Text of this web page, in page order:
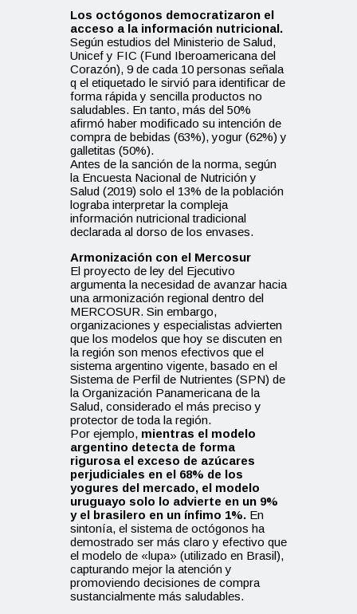
Los octógonos democratizaron el
acceso a la información nutricional.
Según estudios del Ministerio de Salud,
Unicef y FIC (Fund Iberoamericana del
Corazón), 9 de cada 10 personas señala
q el etiquetado le sirvió para identificar de
forma rápida y sencilla productos no
saludables. En tanto, más del 50%
afirmó haber modificado su intención de
compra de bebidas (63%), yogur (62%) y
galletitas (50%).
Antes de la sanción de la norma, según
la Encuesta Nacional de Nutrición y
Salud (2019) solo el 13% de la población
lograba interpretar la compleja
información nutricional tradicional
declarada al dorso de los envases.
Armonización con el Mercosur
El proyecto de ley del Ejecutivo
argumenta la necesidad de avanzar hacia
una armonización regional dentro del
MERCOSUR. Sin embargo,
organizaciones y especialistas advierten
que los modelos que hoy se discuten en
la región son menos efectivos que el
sistema argentino vigente, basado en el
Sistema de Perfil de Nutrientes (SPN) de
la Organización Panamericana de la
Salud, considerado el más preciso y
protector de toda la región.
Por ejemplo, mientras el modelo
argentino detecta de forma
rigurosa el exceso de azúcares
perjudiciales en el 68% de los
yogures del mercado, el modelo
uruguayo solo lo advierte en un 9%
y el brasilero en un ínfimo 1%. En
sintonía, el sistema de octógonos ha
demostrado ser más claro y efectivo que
el modelo de «lupa» (utilizado en Brasil),
capturando mejor la atención y
promoviendo decisiones de compra
sustancialmente más saludables.